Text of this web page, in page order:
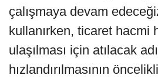
çalışmaya devam
kullanırken, ticaret hacmi
ulaşılması için atılacak
hızlandırılmasının